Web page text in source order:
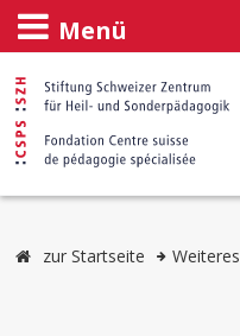
Menü
zur Startseite Weiteres